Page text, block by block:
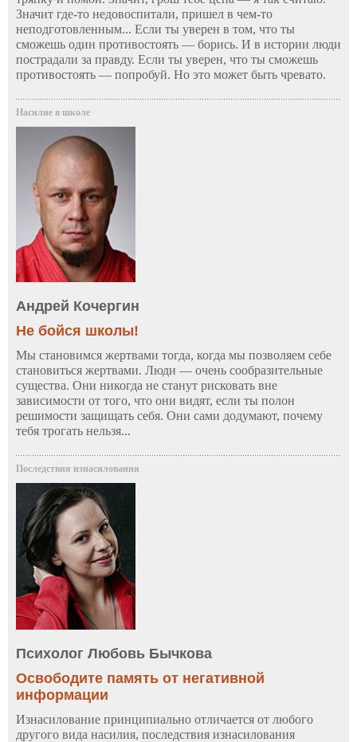
Значит где-то недовоспитали, пришел в чем-то
неподготовленным... Если ты уверен в том, что ты
сможешь один противостоять — борись. И в истории люди
пострадали за правду. Если ты уверен, что ты сможешь
противостоять — попробуй. Но это может быть чревато.
Насилие в школе
Андрей Кочергин
Не бойся школы!
Мы становимся жертвами тогда, когда мы позволяем себе
становиться жертвами. Люди — очень сообразительные
существа. Они никогда не станут рисковать вне
зависимости от того, что они видят, если ты полон
решимости защищать себя. Они сами додумают, почему
тебя трогать нельзя...
Последствия изнасилования
Психолог Любовь Бычкова
Освободите память от негативной
информации
Изнасилование принципиально отличается от любого
другого вида насилия, последствия изнасилования